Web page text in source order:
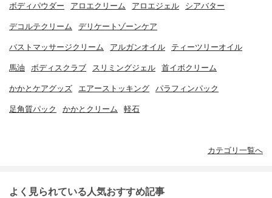
ボディパウダー アロエクリーム アロエジェル シアバター
デコルテクリーム デリケートゾーンケア
バストマッサージクリーム アルガンオイル ティーツリーオイル
馬油 ボディスクラブ スリミングジェル 首イボクリーム
かかとケアグッズ エアーストッキング パラフィンパック
足角質パック かかとクリーム 軽石
カテゴリ一覧へ
よく見られている人気おすすめ記事